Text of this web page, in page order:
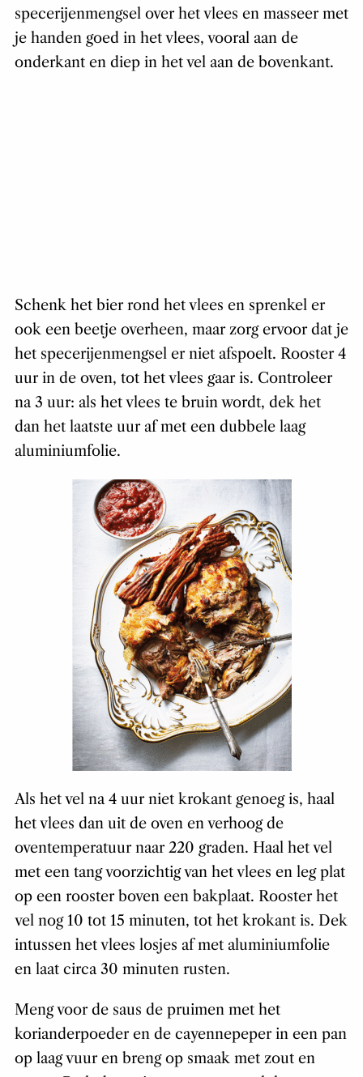
specerijenmengsel over het vlees en masseer met
je handen goed in het vlees, vooral aan de
onderkant en diep in het vel aan de bovenkant.
Schenk het bier rond het vlees en sprenkel er
ook een beetje overheen, maar zorg ervoor dat je
het specerijenmengsel er niet afspoelt. Rooster 4
uur in de oven, tot het vlees gaar is. Controleer
na 3 uur: als het vlees te bruin wordt, dek het
dan het laatste uur af met een dubbele laag
aluminiumfolie.
Als het vel na 4 uur niet krokant genoeg is, haal
het vlees dan uit de oven en verhoog de
oventemperatuur naar 220 graden. Haal het vel
met een tang voorzichtig van het vlees en leg plat
op een rooster boven een bakplaat. Rooster het
vel nog 10 tot 15 minuten, tot het krokant is. Dek
intussen het vlees losjes af met aluminiumfolie
en laat circa 30 minuten rusten.
Meng voor de saus de pruimen met het
korianderpoeder en de cayennepeper in een pan
op laag vuur en breng op smaak met zout en